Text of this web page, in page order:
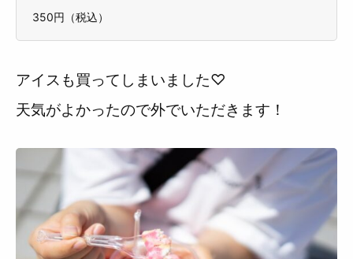
350円（税込）
アイスも買ってしまいました♡
天気がよかったので外でいただきます！